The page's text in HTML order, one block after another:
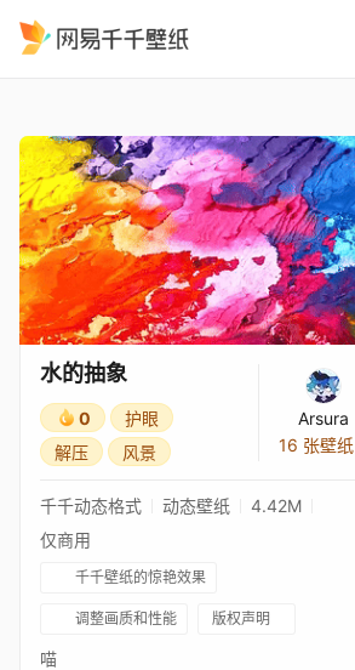
水的抽象
0
护眼
解压
风景
Arsura
16 张壁纸
千千动态格式 动态壁纸
4.42M
仅商用
千千壁纸的惊艳效果
调整画质和性能 版权声明
喵